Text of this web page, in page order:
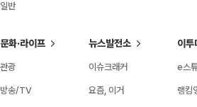
일반
문화·라이프
관광
방송/TV
뉴스발전소
이슈크래커
요즘, 이거
이
e스
랭킹